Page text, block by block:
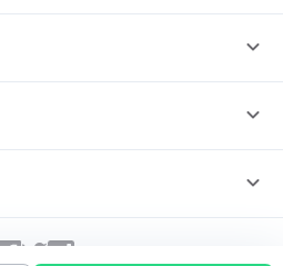
Facebook
TwitterInstagram